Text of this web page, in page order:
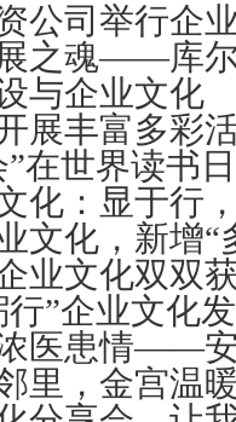
公司举行企
之魂——库
与企业文化
展丰富多彩
在世界读书
化：显于行
文化，新增“
业文化双双
”企业文化
医患情——
里，金宫温